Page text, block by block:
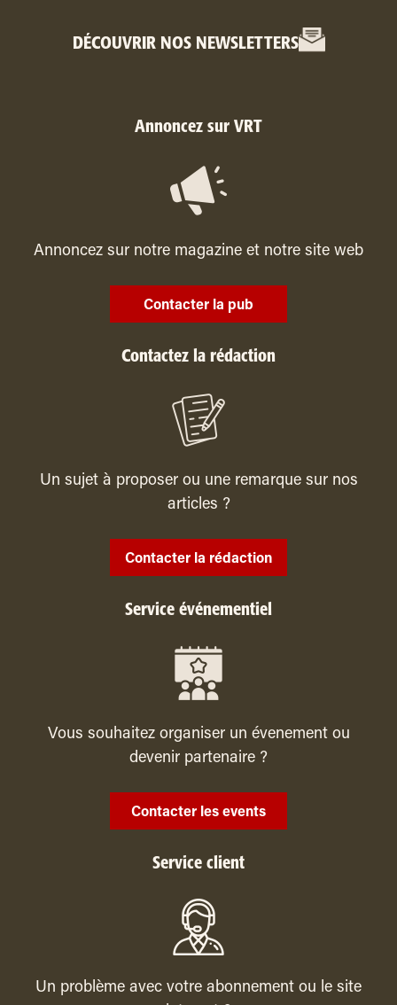
DÉCOUVRIR NOS NEWSLETTERS
Annoncez sur VRT
Annoncez sur notre magazine et notre site web
Contacter la pub
Contactez la rédaction
Un sujet à proposer ou une remarque sur nos
articles ?
Contacter la rédaction
Service événementiel
Vous souhaitez organiser un évenement ou
devenir partenaire ?
Contacter les events
Service client
Un problème avec votre abonnement ou le site